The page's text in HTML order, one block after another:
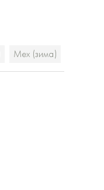
Мех (зима)